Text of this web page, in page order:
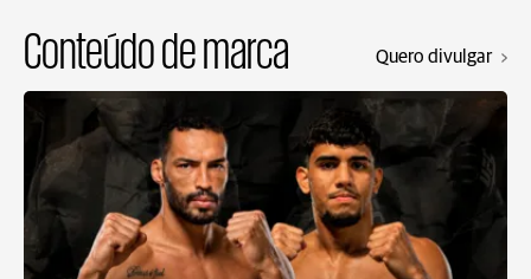
Conteúdo de marca Quero divulgar